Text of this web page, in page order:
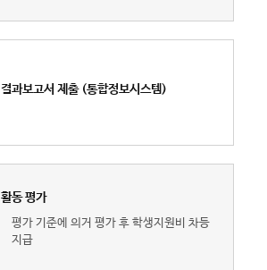
결과보고서 제출 (통합정보시스템)
활동 평가
평가 기준에 의거 평가 후 학생지원비 차등
지급